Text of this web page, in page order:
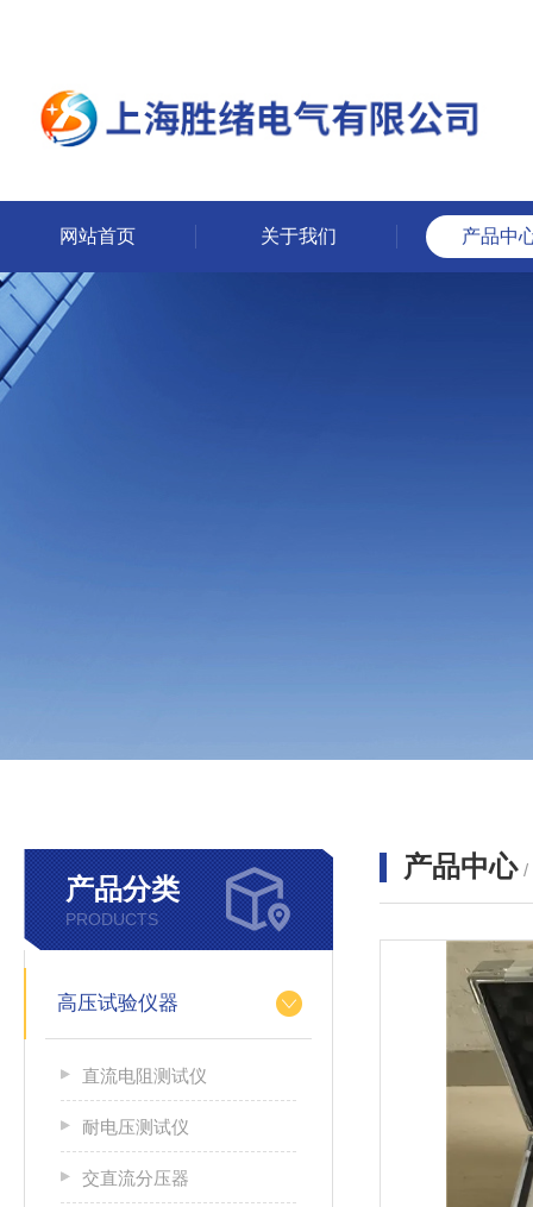
网站首页 关于我们 产品中
产品分类
PRODUCTS
高压试验仪器
直流电阻测试仪
耐电压测试仪
交直流分压器
产品中心 /